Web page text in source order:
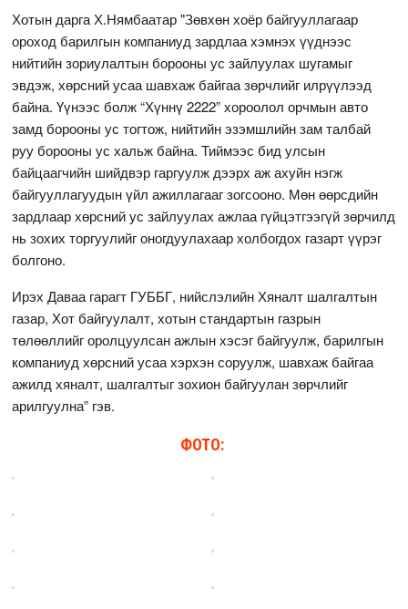
Хотын дарга Х.Нямбаатар "Зөвхөн хоёр байгууллагаар
ороход барилгын компаниуд зардлаа хэмнэх үүднээс
нийтийн зориулалтын борооны ус зайлуулах шугамыг
эвдэж, хөрсний усаа шавхаж байгаа зөрчлийг илрүүлээд
байна. Үүнээс болж “Хүннү 2222” хороолол орчмын авто
замд борооны ус тогтож, нийтийн эзэмшлийн зам талбай
руу борооны ус хальж байна. Тиймээс бид улсын
байцаагчийн шийдвэр гаргуулж дээрх аж ахуйн нэгж
байгууллагуудын үйл ажиллагааг зогсооно. Мөн өөрсдийн
зардлаар хөрсний ус зайлуулах ажлаа гүйцэтгээгүй зөрчилд
нь зохих торгуулийг оногдуулахаар холбогдох газарт үүрэг
болгоно.
Ирэх Даваа гарагт ГУББГ, нийслэлийн Хяналт шалгалтын
газар, Хот байгуулалт, хотын стандартын газрын
төлөөллийг оролцуулсан ажлын хэсэг байгуулж, барилгын
компаниуд хөрсний усаа хэрхэн соруулж, шавхаж байгаа
ажилд хяналт, шалгалтыг зохион байгуулан зөрчлийг
арилгуулна” гэв.
ФОТО: